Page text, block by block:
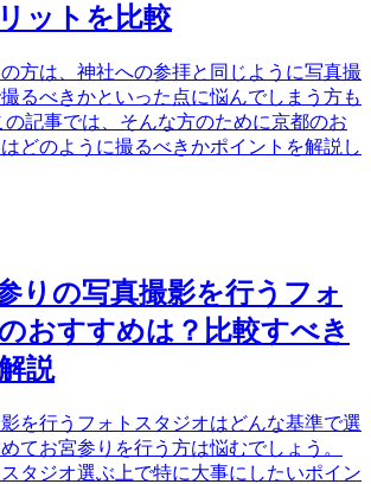
ットを比較
方は、神社への参拝と同じように写真撮
るべきかといった点に悩んでしまう方も
記事では、そんな方のために京都のお
どのように撮るべきかポイントを解説し
りの写真撮影を行うフォ
おすすめは？比較すべき
説
を行うフォトスタジオはどんな基準で選
てお宮参りを行う方は悩むでしょう。
タジオ選ぶ上で特に大事にしたいポイン